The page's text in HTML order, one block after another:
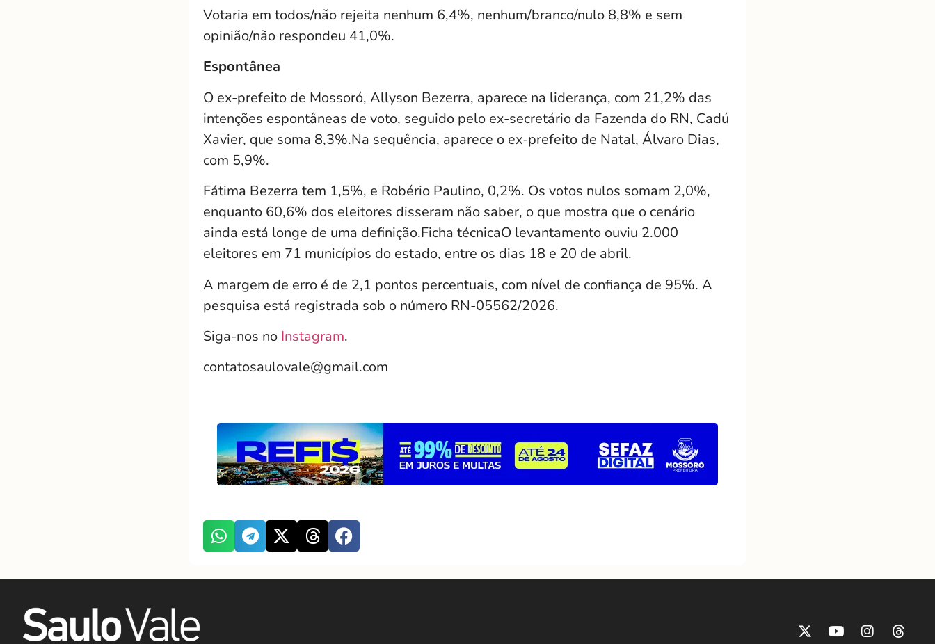
Votaria em todos/não rejeita nenhum 6,4%, nenhum/branco/nulo 8,8% e sem
opinião/não respondeu 41,0%.
Espontânea
O ex-prefeito de Mossoró, Allyson Bezerra, aparece na liderança, com 21,2% das
intenções espontâneas de voto, seguido pelo ex-secretário da Fazenda do RN, Cadú
Xavier, que soma 8,3%.Na sequência, aparece o ex-prefeito de Natal, Álvaro Dias,
com 5,9%.
Fátima Bezerra tem 1,5%, e Robério Paulino, 0,2%. Os votos nulos somam 2,0%,
enquanto 60,6% dos eleitores disseram não saber, o que mostra que o cenário
ainda está longe de uma definição.Ficha técnicaO levantamento ouviu 2.000
eleitores em 71 municípios do estado, entre os dias 18 e 20 de abril.
A margem de erro é de 2,1 pontos percentuais, com nível de confiança de 95%. A
pesquisa está registrada sob o número RN-05562/2026.
Siga-nos no Instagram.
contatosaulovale@gmail.com